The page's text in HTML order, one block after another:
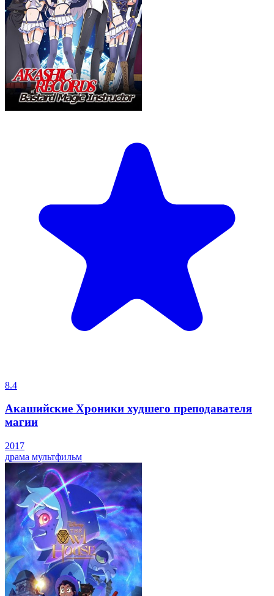
8.4
Акашийские Хроники худшего преподавателя
магии
2017
драма мультфильм